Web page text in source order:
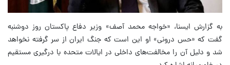
به گزارش ایسنا، «خواجه محمد آصف» وزیر دفاع پاکستان روز دوشنبه
گفت که «حس درونی» او این است که جنگ ایران از سر گرفته نخواهد
شد و دلیل آن را مخالفت‌های داخلی در ایالات متحده با درگیری مستقیم